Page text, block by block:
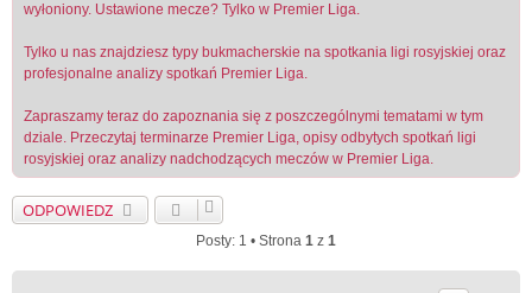
wyłoniony. Ustawione mecze? Tylko w Premier Liga.
Tylko u nas znajdziesz typy bukmacherskie na spotkania ligi rosyjskiej oraz
profesjonalne analizy spotkań Premier Liga.
Zapraszamy teraz do zapoznania się z poszczególnymi tematami w tym
dziale. Przeczytaj terminarze Premier Liga, opisy odbytych spotkań ligi
rosyjskiej oraz analizy nadchodzących meczów w Premier Liga.
ODPOWIEDZ
Posty: 1 • Strona 1 z 1